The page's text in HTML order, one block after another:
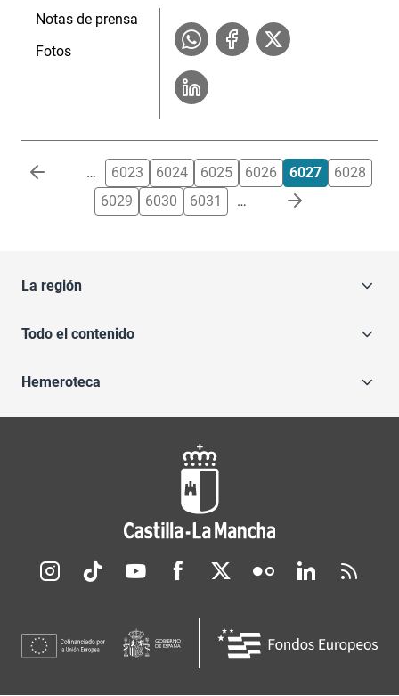
Notas de prensa
Fotos
Paginación … 6023 6024 6025 6026 6027
6028
6029
6030 6031 …
La región
Todo el contenido
Hemeroteca
Redes sociales JCCM